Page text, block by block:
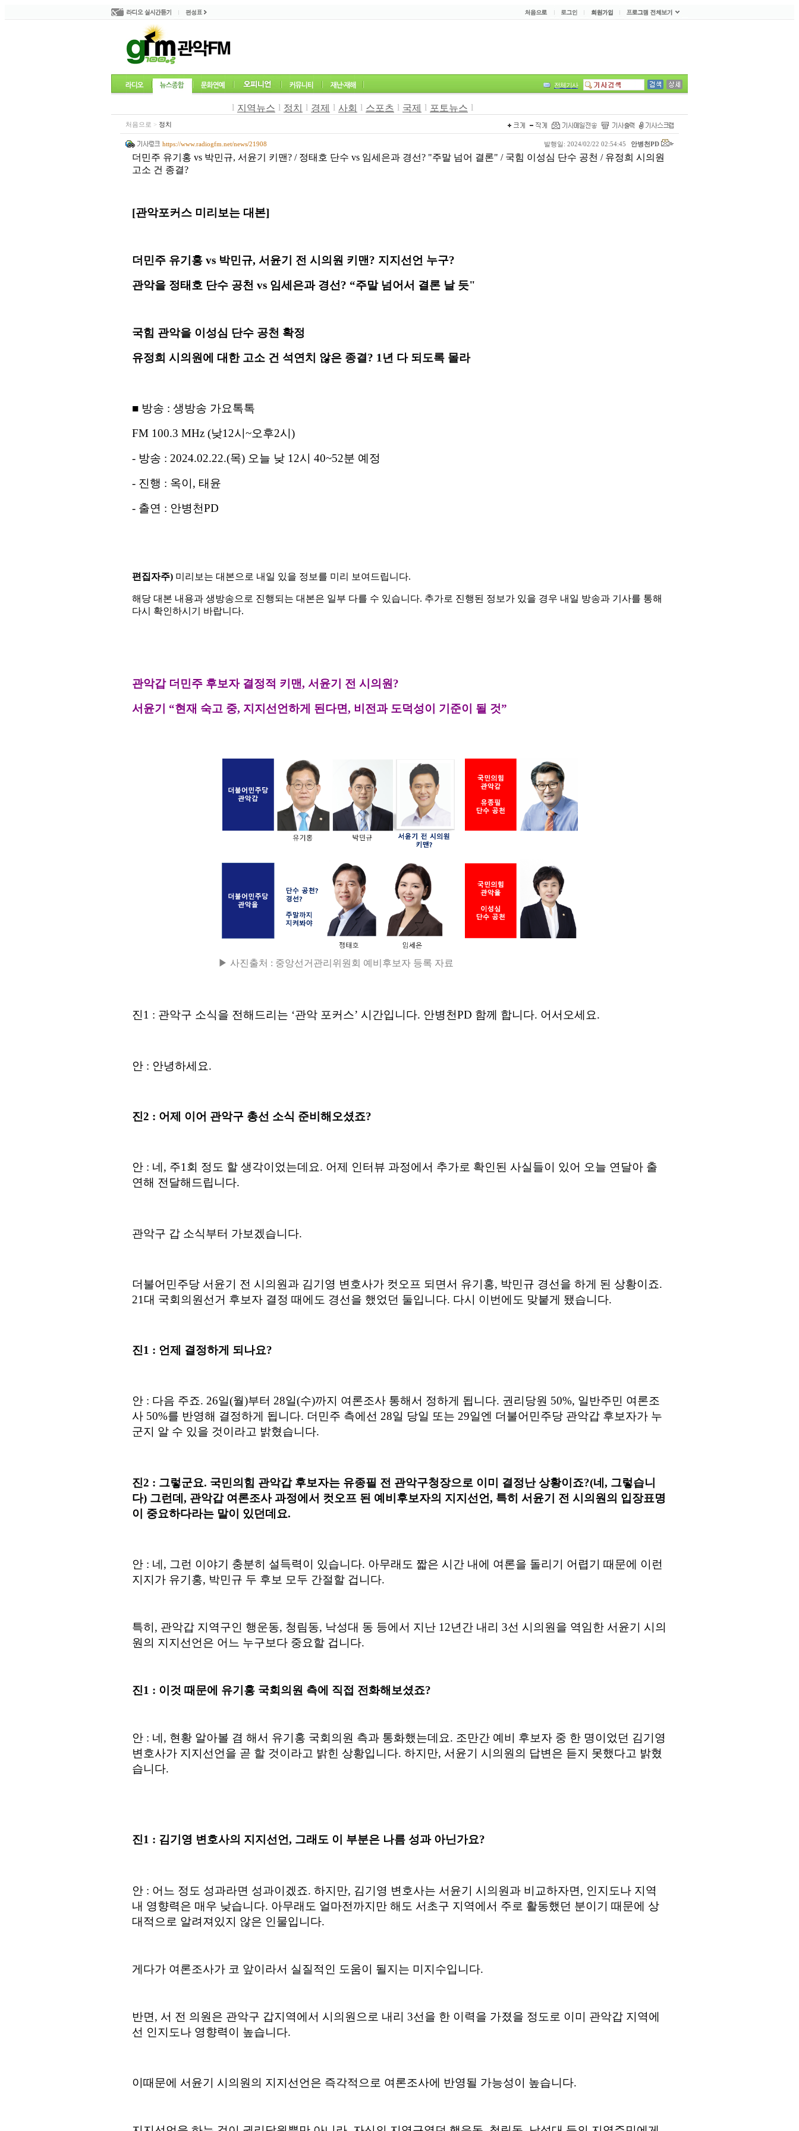
전체기사
l 지역뉴스 l 정치 l 경제 l 사회 l 스포츠 l 국제 l 포토뉴스 l
처음으로 > 정치
https://www.radiogfm.net/news/21908 발행일: 2024/02/22 02:54:45 안병천PD
더민주 유기홍 vs 박민규, 서윤기 키맨? / 정태호 단수 vs 임세은과 경선? "주말 넘어 결론" / 국힘 이성심 단수 공천 / 유정희 시의원
고소 건 종결?
[관악포커스 미리보는 대본]
더민주 유기홍 vs 박민규, 서윤기 전 시의원 키맨? 지지선언 누구?
관악을 정태호 단수 공천 vs 임세은과 경선? “주말 넘어서 결론 날 듯"
국힘 관악을 이성심 단수 공천 확정
유정희 시의원에 대한 고소 건 석연치 않은 종결? 1년 다 되도록 몰라
■ 방송 : 생방송 가요톡톡
FM 100.3 MHz (낮12시 ~오후2시 )
- 방송 : 2024.02.22.(목) 오늘 낮 12시 40~52분 예정
- 진행 : 옥이 , 태윤
- 출연 : 안병천PD
편집자주) 미리보는 대본으로 내일 있을 정보를 미리 보여드립니다.
해당 대본 내용과 생방송으로 진행되는 대본은 일부 다를 수 있습니다. 추가로 진행된 정보가 있을 경우 내일 방송과 기사를 통해
다시 확인하시기 바랍니다.
관악갑 더민주 후보자 결정적 키 맨, 서윤기 전 시의원 ?
서윤기 “현재 숙고 중, 지지선언하게 된다면, 비전과 도덕성이 기준이 될 것”
▶ 사진출처 : 중앙선거관리위원회 예비후보자 등록 자료
진1 : 관악구 소식을 전해드리는 ‘관악 포커스’ 시간입니다. 안병천PD 함께 합니다. 어서오세요.
안 : 안녕하세요.
진2 : 어제 이어 관악구 총선 소식 준비해오셨죠?
안 : 네 , 주1 회 정도 할 생각이었는데요. 어제 인터뷰 과정에서 추가로 확인된 사실들이 있어 오늘 연달아 출
연해 전달해드립니다.
관악구 갑 소식부터 가보겠습니다.
더불어민주당 서윤기 전 시의원과 김기영 변호사가 컷오프 되면서 유기홍, 박민규 경선을 하게 된 상황이죠.
21 대 국회의원선거 후보자 결정 때에도 경선을 했었던 둘입니다. 다시 이번에도 맞붙게 됐습니다.
진1 : 언제 결정하게 되나요?
안 : 다음 주죠. 26일(월)부터 28일(수)까지 여론조사 통해서 정하게 됩니다. 권리당원 50%, 일반주민 여론조
사 50%를 반영해 결정하게 됩니다. 더민주 측에선 28일 당일 또는 29일엔 더불어민주당 관악갑 후보자가 누
군지 알 수 있을 것이라고 밝혔습니다.
진2 : 그렇군요. 국민의힘 관악갑 후보자는 유종필 전 관악구청장으로 이미 결정난 상황이죠?(네, 그렇습니
다) 그런데 , 관악갑 여론조사 과정에서 컷오프 된 예비후보자의 지지선언, 특히 서윤기 전 시의원의 입장표명
이 중요하다라는 말이 있던데요.
안 : 네, 그런 이야기 충분히 설득력이 있습니다. 아무래도 짧은 시간 내에 여론을 돌리기 어렵기 때문에 이런
지지가 유기홍, 박민규 두 후보 모두 간절할 겁니다.
특히, 관악갑 지역구인 행운동, 청림동, 낙성대 동 등에서 지난 12년간 내리 3선 시의원을 역임한 서윤기 시의
원의 지지선언은 어느 누구보다 중요할 겁니다.
진1 : 이것 때문에 유기홍 국회의원 측에 직접 전화해보셨죠?
안 : 네, 현황 알아볼 겸 해서 유기홍 국회의원 측과 통화했는데요. 조만간 예비 후보자 중 한 명이었던 김기영
변호사가 지지선언을 곧 할 것이라고 밝힌 상황입니다. 하지만, 서윤기 시의원의 답변은 듣지 못했다고 밝혔
습니다.
진1 : 김기영 변호사의 지지선언, 그래도 이 부분은 나름 성과 아닌가요?
안 : 어느 정도 성과라면 성과이겠죠. 하지만, 김기영 변호사는 서윤기 시의원과 비교하자면, 인지도나 지역
내 영향력은 매우 낮습니다. 아무래도 얼마전까지만 해도 서초구 지역에서 주로 활동했던 분이기 때문에 상
대적으로 알려져있지 않은 인물입니다.
게다가 여론조사가 코 앞이라서 실질적인 도움이 될지는 미지수입니다.
반면, 서 전 의원은 관악구 갑지역에서 시의원으로 내리 3선을 한 이력을 가졌을 정도로 이미 관악갑 지역에
선 인지도나 영향력이 높습니다.
이때문에 서윤기 시의원의 지지선언은 즉각적으로 여론조사에 반영될 가능성이 높습니다.